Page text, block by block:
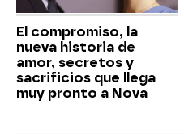
El compromiso, la
nueva historia de
amor, secretos y
sacrificios que llega
muy pronto a Nova